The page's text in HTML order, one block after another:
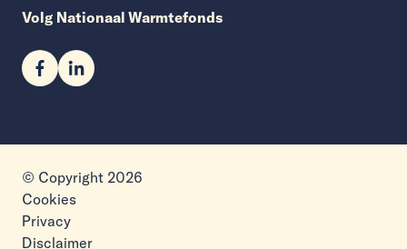
Volg Nationaal Warmtefonds
© Copyright 2026
Cookies
Privacy
Disclaimer